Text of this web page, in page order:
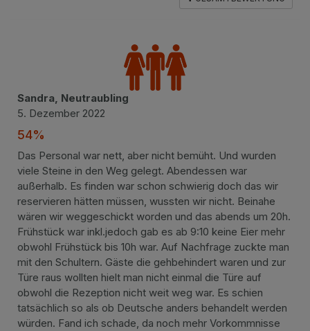
Sandra, Neutraubling
5. Dezember 2022
54%
Das Personal war nett, aber nicht bemüht. Und wurden
viele Steine in den Weg gelegt. Abendessen war
außerhalb. Es finden war schon schwierig doch das wir
reservieren hätten müssen, wussten wir nicht. Beinahe
wären wir weggeschickt worden und das abends um 20h.
Frühstück war inkl.jedoch gab es ab 9:10 keine Eier mehr
obwohl Frühstück bis 10h war. Auf Nachfrage zuckte man
mit den Schultern. Gäste die gehbehindert waren und zur
Türe raus wollten hielt man nicht einmal die Türe auf
obwohl die Rezeption nicht weit weg war. Es schien
tatsächlich so als ob Deutsche anders behandelt werden
würden. Fand ich schade, da noch mehr Vorkommnisse